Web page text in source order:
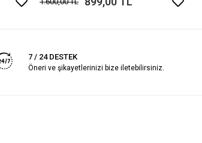
7 / 24 DESTEK
Öneri ve şikayetlerinizi bize iletebilirsiniz.